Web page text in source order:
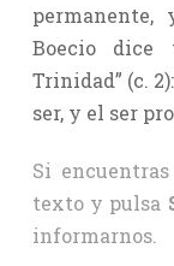
permanente,
Boecio dice
Trinidad” (c.
ser, y el ser
Si
texto y pulsa
informarnos.